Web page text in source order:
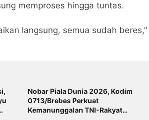
memproses hingga tuntas.
langsung, semua sudah beres,”
Nobar Piala Dunia 2026, Kodim
0713/Brebes Perkuat
Kemanunggalan TNI-Rakyat